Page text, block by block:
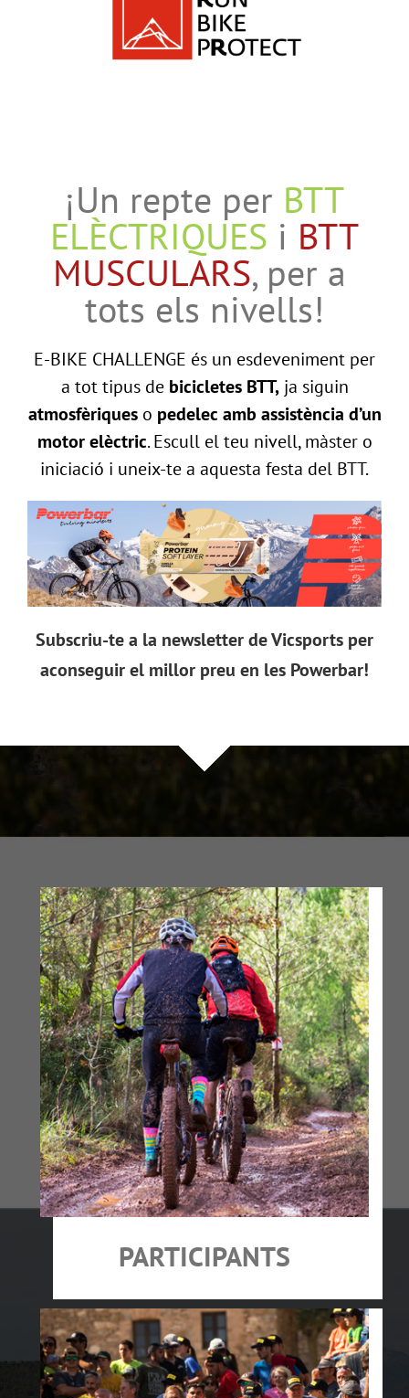
¡Un repte per BTT
ELÈCTRIQUES i BTT
MUSCULARS, per a
tots els nivells!
E-BIKE CHALLENGE és un esdeveniment per
a tot tipus de bicicletes BTT,ja siguin
atmosfèriqueso pedelec amb assistència d’un
motor elèctric. Escull el teu nivell, màster o
iniciació i uneix-te a aquesta festa del BTT.
Subscriu-te a la newsletter de Vicsports per
aconseguir el millor preu en les Powerbar!
PARTICIPANTS